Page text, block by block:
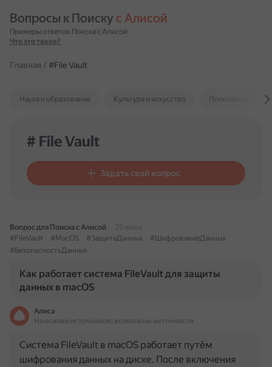
Вопросы к Поиску с Алисой
Примеры ответов Поиска с Алисой
Что это такое?
Главная / #File Vault
Наука и образование Культура и искусство Психология и
# File Vault
Задать свой вопрос
Вопрос для Поиска с Алисой
25 июня
#FileVault
#MacOS #ЗащитаДанных
#ШифрованиеДанных
#БезопасностьДанных
Как работает система FileVault для защиты
данных в macOS
Алиса
На основе источников, возможны неточности
Система FileVault в macOS работает путём
шифрования данных на диске. После включения